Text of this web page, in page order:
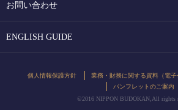
お問い合わせ
ENGLISH GUIDE
個人情報保護方針 業務・財務に関する資料（電子
パンフレットのご案内
©2016 NIPPON BUDOKAN,All rights